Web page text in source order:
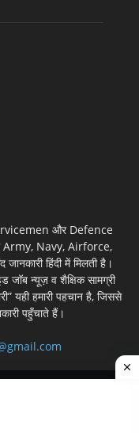
और Defence
Army, Navy, Airforce,
हिंदी में मिलती है।
जॉब न्यूज़ व शैक्षिक सामग्री
यही हमारी पहचान है, जिससे
पहुँचाते हैं।